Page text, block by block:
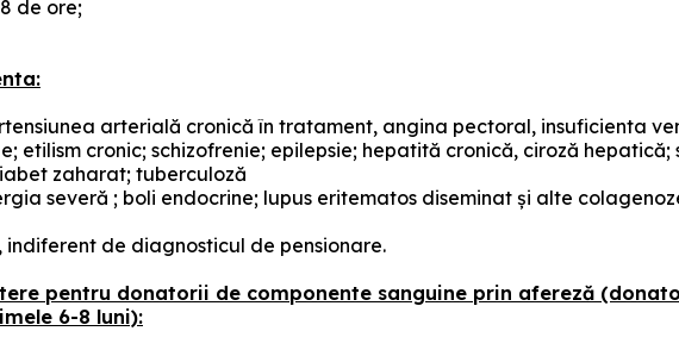
de ore;
arterială cronică în tratament, angina pectoral, insuficienta
etilism cronic; schizofrenie; epilepsie; hepatită cronică, ciroză hepatică;
zaharat; tuberculoză
severă ; boli endocrine; lupus eritematos diseminat şi alte
de diagnosticul de pensionare.
pentru donatorii de componente sanguine prin afereză
6-8 luni):